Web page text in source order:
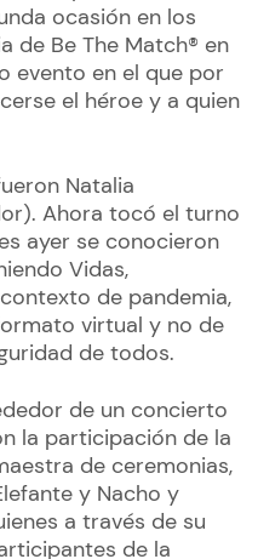
ocasión en los
de Be The Match® en
evento en el que por
el héroe y a quien
Natalia
Ahora tocó el turno
ayer se conocieron
Vidas,
de pandemia,
virtual y no de
de todos.
de un concierto
la participación de la
de ceremonias,
y Nacho y
a través de su
de la